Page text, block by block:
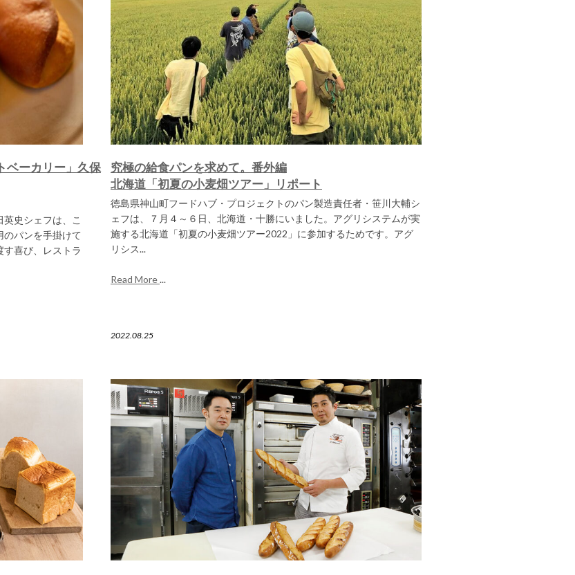
ベーカリー」久保
史シェフは、こ
パンを手掛けて
喜び、レストラ
究極の給食パンを求めて。番外編
北海道「初夏の小麦畑ツアー」リポート
徳島県神山町フードハブ・プロジェクトのパン製造責任者・笹川大輔シ
ェフは、７月４～６日、北海道・十勝にいました。アグリシステムが実
施する北海道「初夏の小麦畑ツアー2022」に参加するためです。アグ
リシス...
Read More...
2022.08.25